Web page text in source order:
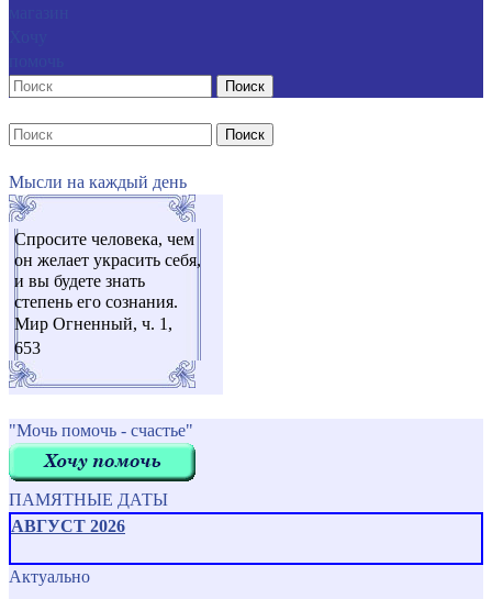
Поиск
Поиск
Мысли на каждый день
Спросите человека, чем
он желает украсить себя,
и вы будете знать
степень его сознания.
Мир Огненный, ч. 1,
653
"Мочь помочь - счастье"
ПАМЯТНЫЕ ДАТЫ
АВГУСТ 2026
Актуально